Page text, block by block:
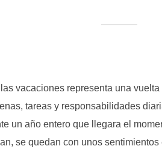
vacaciones representa una
tareas y responsabilidades
un año entero que llegara el
se quedan con unos